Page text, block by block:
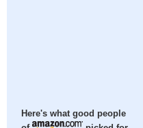
Here's what good people